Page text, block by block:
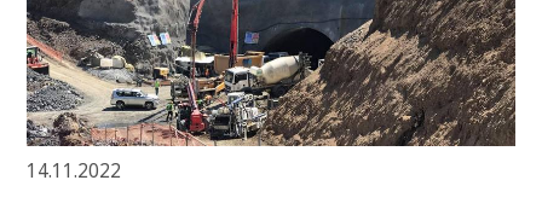
14.11.2022